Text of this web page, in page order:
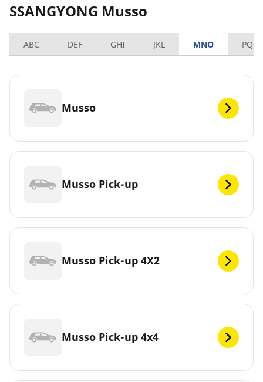
SSANGYONG Musso
ABC DEF GHI JKL MNO PQRS
Musso
Musso Pick-up
Musso Pick-up 4X2
Musso Pick-up 4x4